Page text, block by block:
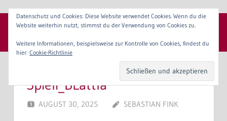
Zum
Inhalt
SpVgg 1904 Erlangen e. V. Menü
Spieli_BLättla
AUGUST 30, 2025 SEBASTIAN FINK
Datenschutz und Cookies: Diese Website verwendet Cookies. Wenn du die
Website weiterhin nutzt, stimmst du der Verwendung von Cookies zu.
Weitere Informationen, beispielsweise zur Kontrolle von Cookies, findest du
hier: Cookie-Richtlinie